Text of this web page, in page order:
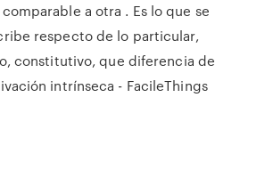
a otra . Es lo que se
respecto de lo particular,
constitutivo, que diferencia de
intrínseca - FacileThings